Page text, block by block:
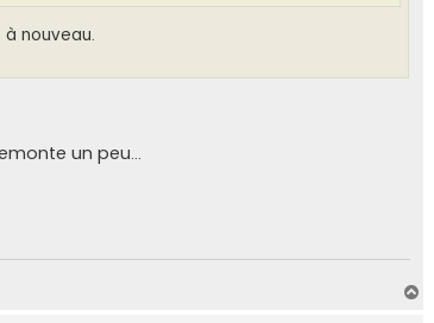
nouveau.
un peu...